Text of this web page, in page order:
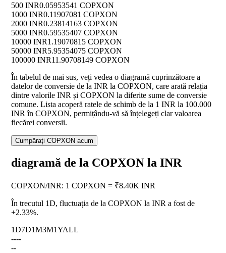
500 INR0.05953541 COPXON
1000 INR0.11907081 COPXON
2000 INR0.23814163 COPXON
5000 INR0.59535407 COPXON
10000 INR1.19070815 COPXON
50000 INR5.95354075 COPXON
100000 INR11.90708149 COPXON
În tabelul de mai sus, veți vedea o diagramă cuprinzătoare a
datelor de conversie de la INR la COPXON, care arată relația
dintre valorile INR și COPXON la diferite sume de conversie
comune. Lista acoperă ratele de schimb de la 1 INR la 100.000
INR în COPXON, permițându-vă să înțelegeți clar valoarea
fiecărei conversii.
Cumpărați COPXON acum
diagramă de la COPXON la INR
COPXON/INR: 1 COPXON = ₹8.40K INR
În trecutul 1D, fluctuația de la COPXON la INR a fost de
+2.33%.
1D7D1M3M1YALL
----
--